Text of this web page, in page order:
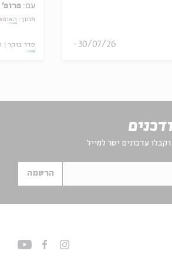
30/07/26
עם: פרופ'
מתוך:
סדר בוקר
עדכונים ישר למייל
הרשמה